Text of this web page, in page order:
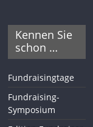
Kennen Sie
schon …
Fundraisingtage
Fundraising-
Symposium